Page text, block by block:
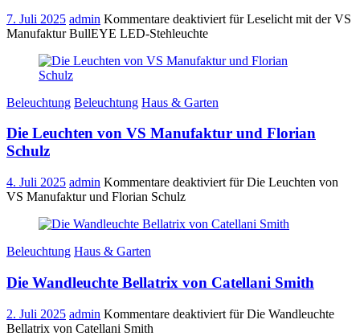
7. Juli 2025 admin Kommentare deaktiviert für Leselicht mit der VS
Manufaktur BullEYE LED-Stehleuchte
Beleuchtung Beleuchtung Haus & Garten
Die Leuchten von VS Manufaktur und Florian
Schulz
4. Juli 2025 admin Kommentare deaktiviert für Die Leuchten von
VS Manufaktur und Florian Schulz
Beleuchtung Haus & Garten
Die Wandleuchte Bellatrix von Catellani Smith
2. Juli 2025 admin Kommentare deaktiviert für Die Wandleuchte
Bellatrix von Catellani Smith